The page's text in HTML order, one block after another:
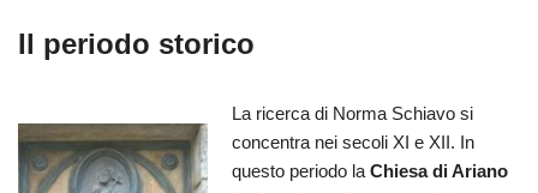
Il periodo storico
La ricerca di Norma Schiavo si
concentra nei secoli XI e XII. In
questo periodo la Chiesa di Ariano